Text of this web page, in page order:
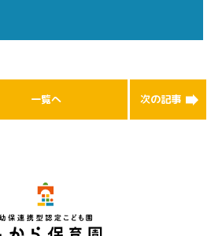
一覧へ 次の記事